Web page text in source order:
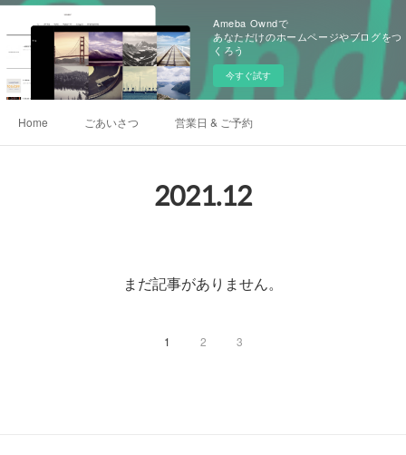
Ameba Owndで
あなただけのホームページやブログをつ
くろう
今すぐ試す
Home ごあいさつ 営業日 & ご予約
2021.12
まだ記事がありません。
1 2 3